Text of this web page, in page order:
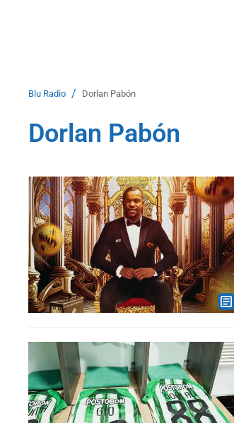
Blu Radio / Dorlan Pabón
Dorlan Pabón